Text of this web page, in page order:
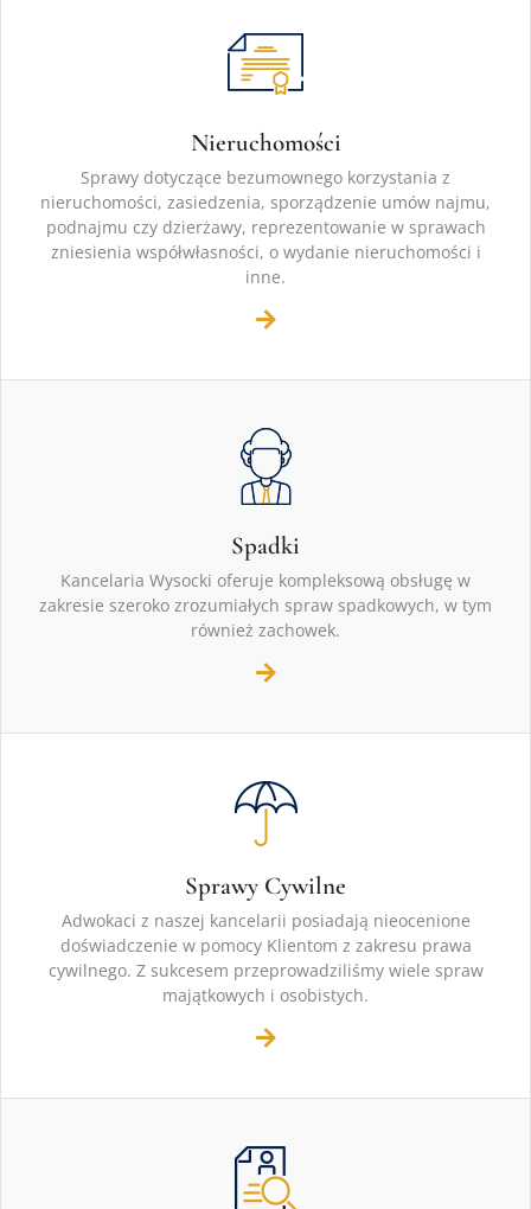
Nieruchomości
Sprawy dotyczące bezumownego korzystania z
nieruchomości, zasiedzenia, sporządzenie umów najmu,
podnajmu czy dzierżawy, reprezentowanie w sprawach
zniesienia współwłasności, o wydanie nieruchomości i
inne.
Spadki
Kancelaria Wysocki oferuje kompleksową obsługę w
zakresie szeroko zrozumiałych spraw spadkowych, w tym
również zachowek.
Sprawy Cywilne
Adwokaci z naszej kancelarii posiadają nieocenione
doświadczenie w pomocy Klientom z zakresu prawa
cywilnego. Z sukcesem przeprowadziliśmy wiele spraw
majątkowych i osobistych.